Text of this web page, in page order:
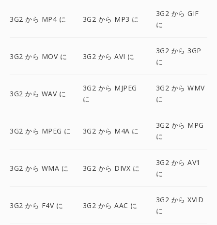
3G2 から MP4 に 3G2 から MP3 に
3G2 から GIF
に
3G2 から MOV に 3G2 から AVI に
3G2 から 3GP
に
3G2 から WAV に
3G2 から MJPEG
に
3G2 から WMV
に
3G2 から MPEG に 3G2 から M4A に
3G2 から MPG
に
3G2 から WMA に 3G2 から DIVX に
3G2 から AV1
に
3G2 から F4V に 3G2 から AAC に
3G2 から XVID
に